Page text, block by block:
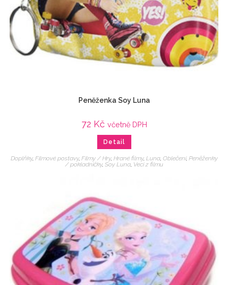
Peněženka Soy Luna
72 Kč včetně DPH
Detail
Doplňky, Filmové postavy, Filmy / Hry, Hrané filmy, Luna, Oblečení, Peněženky
/ pokladničky, Soy Luna, Veci z filmu